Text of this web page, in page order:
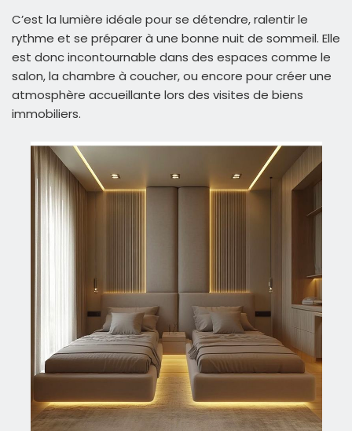
C’est la lumière idéale pour se détendre, ralentir le
rythme et se préparer à une bonne nuit de sommeil. Elle
est donc incontournable dans des espaces comme le
salon, la chambre à coucher, ou encore pour créer une
atmosphère accueillante lors des visites de biens
immobiliers.